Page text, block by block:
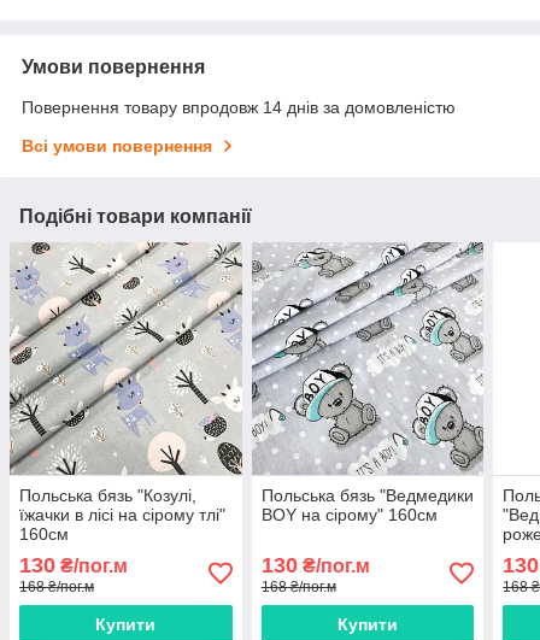
Умови повернення
Повернення товару впродовж 14 днів за домовленістю
Всі умови повернення
Подібні товари компанії
Польська бязь "Козулі,
їжачки в лісі на сірому тлі"
160см
130 ₴/пог.м
168 ₴/пог.м
Купити
Польська бязь "Ведмедики
BOY на сірому" 160см
130₴/пог.м
168 ₴/пог.м
Купити
130
168